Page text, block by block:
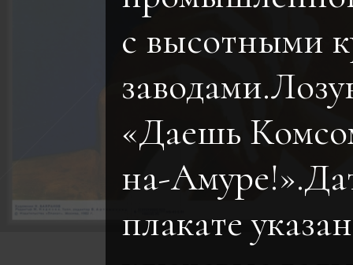
с высотными
«Даешь
на-
плакате